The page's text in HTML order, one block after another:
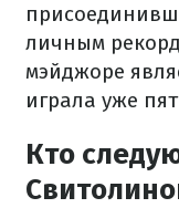
личным
мэйджоре
играла уже
Кто